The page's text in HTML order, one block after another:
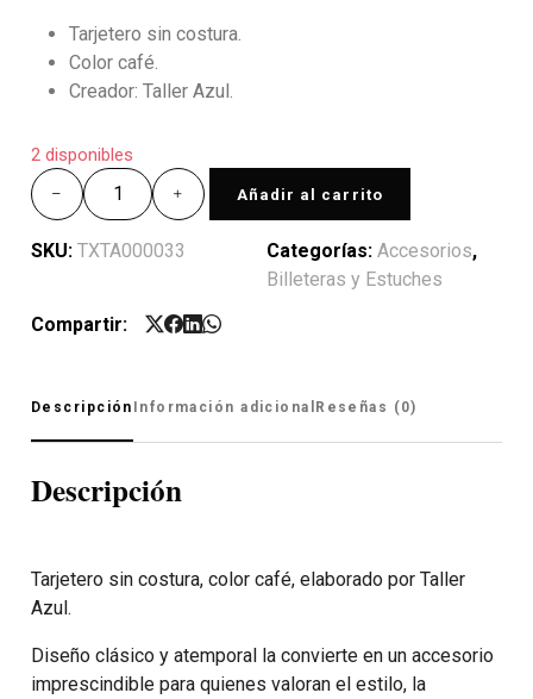
Tarjetero sin costura.
Color café.
Creador: Taller Azul.
2 disponibles
Añadir al carrito
SKU: TXTA000033 Categorías: Accesorios,
Billeteras y Estuches
Compartir:
Descripción Información adicional Reseñas (0)
Descripción
Tarjetero sin costura, color café, elaborado por Taller
Azul.
Diseño clásico y atemporal la convierte en un accesorio
imprescindible para quienes valoran el estilo, la